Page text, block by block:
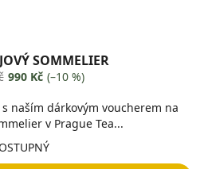
SOMMELIER
990 Kč (–10 %)
naším dárkovým voucherem na
v Prague Tea...